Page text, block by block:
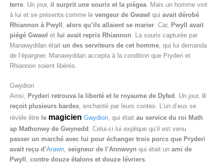
terre . Un jour, il surprit une souris et la piégea . Mais un homme vint
à lui et se présenta comme le vengeur de Gwawl qui avait dérobé
Rhiannon à Pwyll
alors qu’ils allaient se marier . Car, Pwyll avait
piégé Gwawl et lui avait repris Rhiannon . La souris capturée par
Manawyddan était un des serviteurs de cet homme , qui lui demanda
de l’épargner. Manawyddan accepta à la condition que Pryderi et
Rhiannon soient libérés.
Gwydion
Ainsi, Pryderi retrouva la liberté et le royaume de Dyfed . Un jour, il
reçoit plusieurs bardes, enchanté par leurs contes. L’un d’eux se
révèle être le magicien Gwydion, qui était au service du roi Math
ap Mathonwy de Gwynedd . Celui-ci lui explique qu’il est venu
passer un marché avec lui pour échanger trois porcs que Pryderi
avait reçu d’Arawn, seigneur de l’Annwvyn qui était un ami de
Pwyll , contre douze étalons et douze lévriers.